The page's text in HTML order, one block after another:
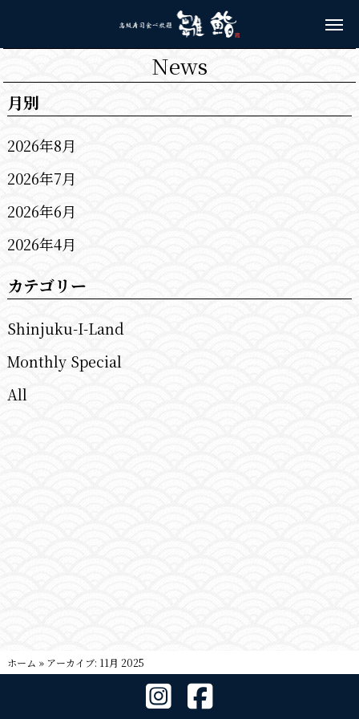
News
月別
2026年8月
2026年7月
2026年6月
2026年4月
カテゴリー
Shinjuku-I-Land
Monthly Special
All
ホーム » アーカイブ: 11月 2025